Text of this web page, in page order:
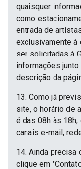
quaisquer
como
entrada de
exclusivamente à
ser solicitadas à
informações junto
descrição da
13. Como já
site, o horário de
é das 08h às
canais e-mail,
14. Ainda precisa
clique em